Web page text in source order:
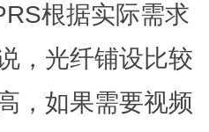
根据实际需求
，光纤铺设比较
，如果需要视频